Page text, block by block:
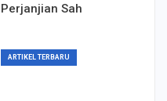
Perjanjian Sah
ARTIKEL TERBARU